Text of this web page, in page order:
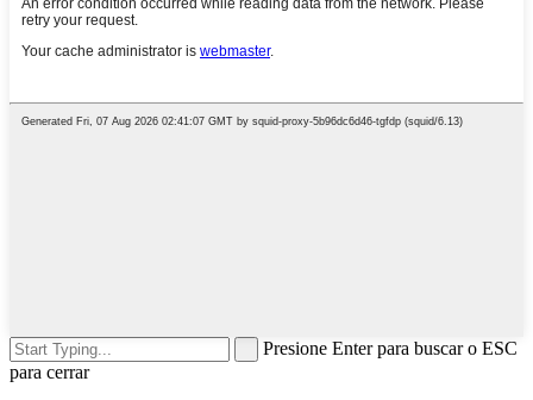
Presione Enter para buscar o ESC
para cerrar